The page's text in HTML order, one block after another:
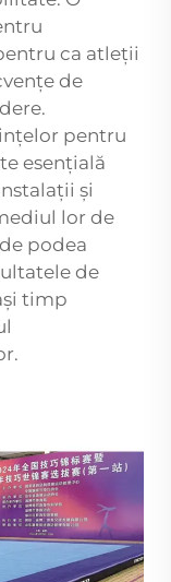
ca atleții
de
pentru
esențială
și
lor de
podea
de
timp